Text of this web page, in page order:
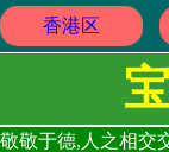
香港区
敬于德,人之相